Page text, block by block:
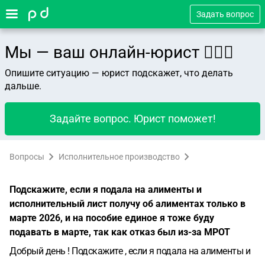
Задать вопрос
Мы — ваш онлайн-юрист 👨🏻‍⚖️
Опишите ситуацию — юрист подскажет, что делать
дальше.
Задайте вопрос. Юрист поможет!
Вопросы Исполнительное производство
Подскажите, если я подала на алименты и
исполнительный лист получу об алиментах только в
марте 2026, и на пособие единое я тоже буду
подавать в марте, так как отказ был из-за МРОТ
Добрый день ! Подскажите , если я подала на алименты и